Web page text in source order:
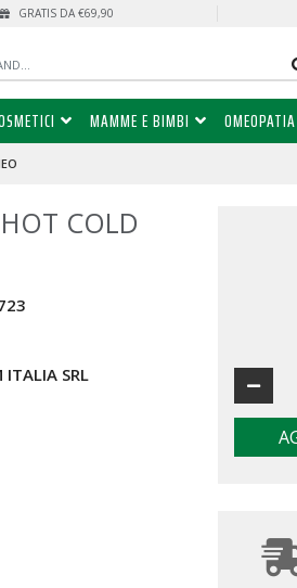
GRATIS DA €69,90
MAMME E BIMBI OMEOPATIA
COLD
ITALIA SRL